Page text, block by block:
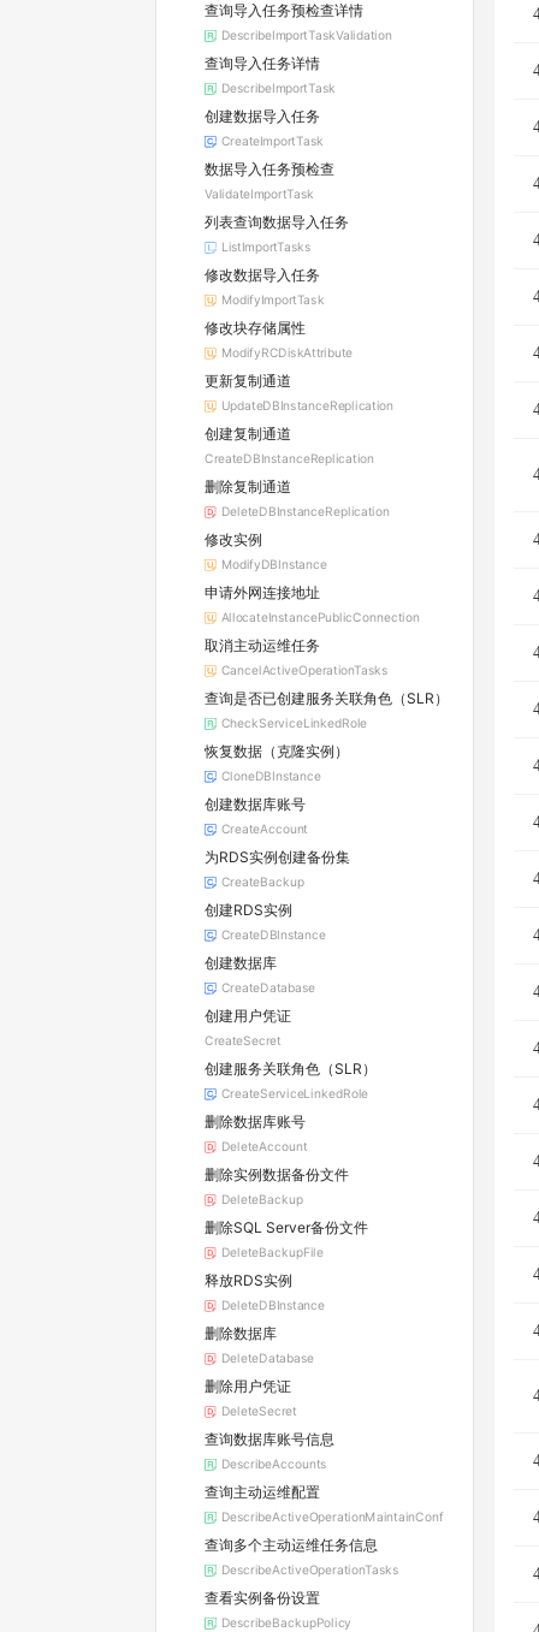
查询导入任务预检查详情
DescribeImportTaskValidation
查询导入任务详情
DescribeImportTask
创建数据导入任务
CreateImportTask
数据导入任务预检查
ValidateImportTask
列表查询数据导入任务
ListImportTasks
修改数据导入任务
ModifyImportTask
修改块存储属性
ModifyRCDiskAttribute
更新复制通道
UpdateDBInstanceReplication
创建复制通道
CreateDBInstanceReplication
删除复制通道
DeleteDBInstanceReplication
修改实例
ModifyDBInstance
申请外网连接地址
AllocateInstancePublicConnection
取消主动运维任务
CancelActiveOperationTasks
查询是否已创建服务关联角色（SLR）
CheckServiceLinkedRole
恢复数据（克隆实例）
CloneDBInstance
创建数据库账号
CreateAccount
为RDS实例创建备份集
CreateBackup
创建RDS实例
CreateDBInstance
创建数据库
CreateDatabase
创建用户凭证
CreateSecret
创建服务关联角色（SLR）
CreateServiceLinkedRole
删除数据库账号
DeleteAccount
删除实例数据备份文件
DeleteBackup
删除SQL Server备份文件
DeleteBackupFile
释放RDS实例
DeleteDBInstance
删除数据库
DeleteDatabase
删除用户凭证
DeleteSecret
查询数据库账号信息
DescribeAccounts
查询主动运维配置
DescribeActiveOperationMaintainConf
查询多个主动运维任务信息
DescribeActiveOperationTasks
查看实例备份设置
DescribeBackupPolicy